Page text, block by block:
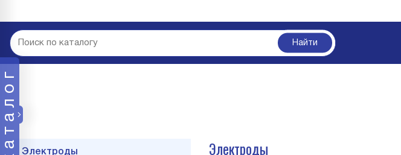
каталог
Найти
Электроды Электроды